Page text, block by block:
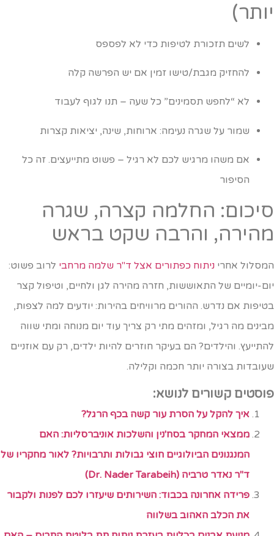
לשים תזכורת לטיפות כדי לא לפספס
להחזיק מגבת/טישו זמין אם יש הפרשה קלה
לא “לחפש תסמינים” כל שעה – תנו לגוף לעבוד
שמור על שגרה נעימה: ארוחות, שינה, יציאות קצרות
אם משהו מרגיש לכם לא רגיל – פשוט מתייעצים. זה כל
הסיפור
החלמה קצרה, שגרה
והרבה שקט בראש
אחריניתוח כפתורים אצל ד"ר שלמה מרחבילרוב פשוט:
יומיים של התאוששות, חזרה מהירה לגן ולחיים, וטיפול קצר
אם נדרש. ההורים מרוויחים בהירות: יודעים למה לצפות,
מה רגיל, ומזהים מתי רק צריך עוד יום מנוחה ומתי שווה
והילדים? הם בעיקר חוזרים להיות ילדים, רק עם אוזניים
בצורה יותר חכמה וקלילה.
קשורים לנושא:
איך להקל על הסרת עור קשה בכף הרגל?
ממצאי המחקר בסח'נין והשלכות אוניברסליות: האם
המנגנונים הביולוגיים חוצי גבולות ותרבויות? לאור מחקריו של
ד"ר נאדר טרביה (Dr. Nader Tarabeih)
פרידה אחרונה בכבוד: השירותים שיעזרו לכם לפנות ולקבור
את הכלב האהוב בשלווה